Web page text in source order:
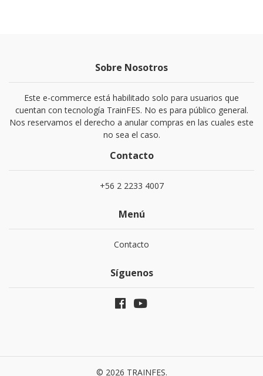
Sobre Nosotros
Este e-commerce está habilitado solo para usuarios que
cuentan con tecnología TrainFES. No es para público general.
Nos reservamos el derecho a anular compras en las cuales este
no sea el caso.
Contacto
+56 2 2233 4007
Menú
Contacto
Síguenos
© 2026 TRAINFES.